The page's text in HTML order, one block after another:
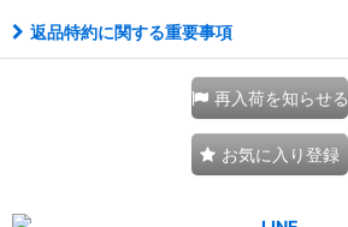
返品特約に関する重要事項
再入荷を知らせる
お気に入り登録